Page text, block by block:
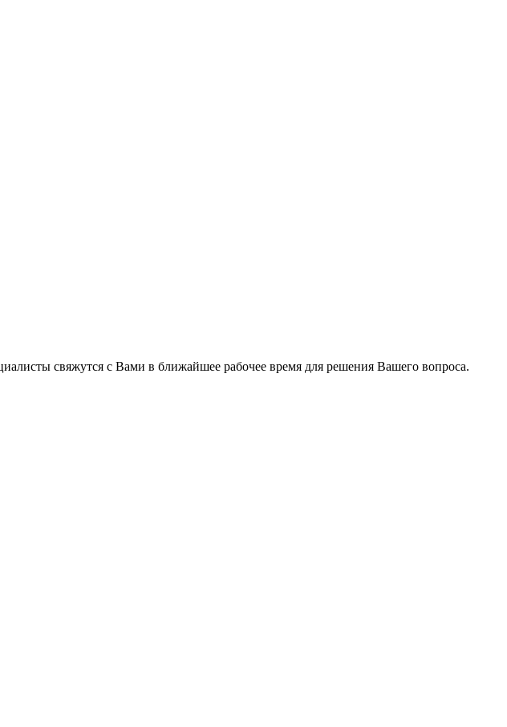
свяжутся с Вами в ближайшее рабочее время для решения Вашего вопроса.